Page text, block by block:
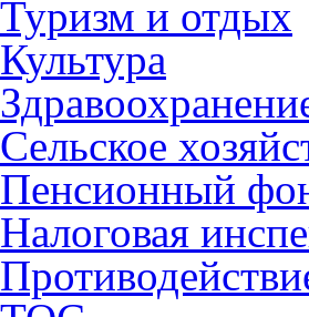
Туризм и отдых
Культура
Сельское
Пенсионный
Налоговая